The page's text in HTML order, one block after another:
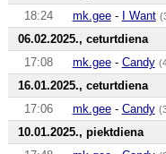
18:24
mk.gee- I Want
06.02.2025., ceturtdiena
17:08
mk.gee- Candy
16.01.2025., ceturtdiena
17:06
mk.gee- Candy
10.01.2025., piektdiena